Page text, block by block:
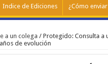
Indice de Ediciones ¿Cómo
a un colega / Protegido: Consulta a
de evolución